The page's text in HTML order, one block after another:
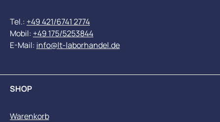
Tel.: +49 421/6741 2774
Mobil: +49 175/5253844
E-Mail: info@lt-laborhandel.de
SHOP
Warenkorb